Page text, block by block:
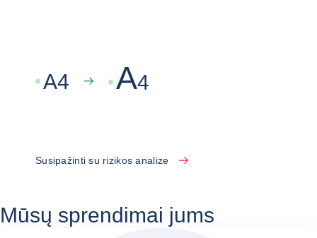
A4 A4
Susipažinti su rizikos analize
Mūsų sprendimai jums